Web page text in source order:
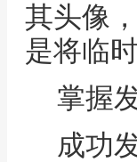
其头像
是将临
掌握
成功